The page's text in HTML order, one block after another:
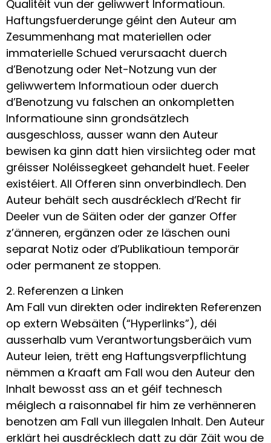
Qualitéit vun der geliwwert Informatioun.
Haftungsfuerderunge géint den Auteur am
Zesummenhang mat materiellen oder
immaterielle Schued verursaacht duerch
d’Benotzung oder Net-Notzung vun der
geliwwertem Informatioun oder duerch
d’Benotzung vu falschen an onkompletten
Informatioune sinn grondsätzlech
ausgeschloss, ausser wann den Auteur
bewisen ka ginn datt hien virsiichteg oder mat
gréisser Noléissegkeet gehandelt huet. Feeler
existéiert. All Offeren sinn onverbindlech. Den
Auteur behält sech ausdrécklech d’Recht fir
Deeler vun de Säiten oder der ganzer Offer
z’änneren, ergänzen oder ze läschen ouni
separat Notiz oder d’Publikatioun temporär
oder permanent ze stoppen.
2. Referenzen a Linken
Am Fall vun direkten oder indirekten Referenzen
op extern Websäiten (“Hyperlinks”), déi
ausserhalb vum Verantwortungsberäich vum
Auteur leien, trëtt eng Haftungsverpflichtung
nëmmen a Kraaft am Fall wou den Auteur den
Inhalt bewosst ass an et géif technesch
méiglech a raisonnabel fir him ze verhënneren
benotzen am Fall vun illegalen Inhalt. Den Auteur
erklärt hei ausdrécklech datt zu där Zäit wou de